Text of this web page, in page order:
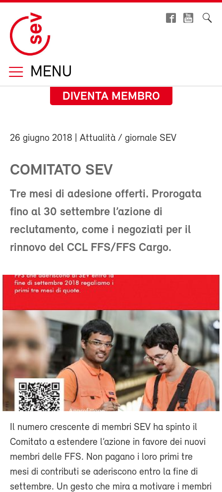
MENU
DIVENTA MEMBRO
26 giugno 2018 | Attualità / giornale SEV
COMITATO SEV
Tre mesi di adesione offerti. Prorogata
fino al 30 settembre l’azione di
reclutamento, come i negoziati per il
rinnovo del CCL FFS/FFS Cargo.
Il numero crescente di membri SEV ha spinto il
Comitato a estendere l’azione in favore dei nuovi
membri delle FFS. Non pagano i loro primi tre
mesi di contributi se aderiscono entro la fine di
settembre. Un gesto che mira a motivare i membri